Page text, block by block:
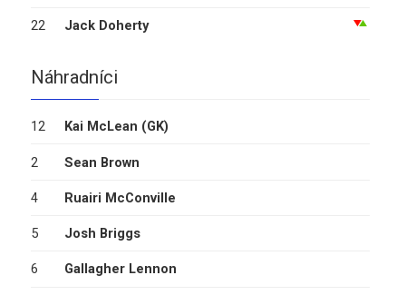
22 Jack Doherty
Náhradníci
12 Kai McLean (GK)
2 Sean Brown
4 Ruairi McConville
5 Josh Briggs
6 Gallagher Lennon